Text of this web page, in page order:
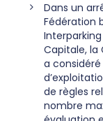
Dans un
Fédération
Capitale, la
a
de règles
nombre